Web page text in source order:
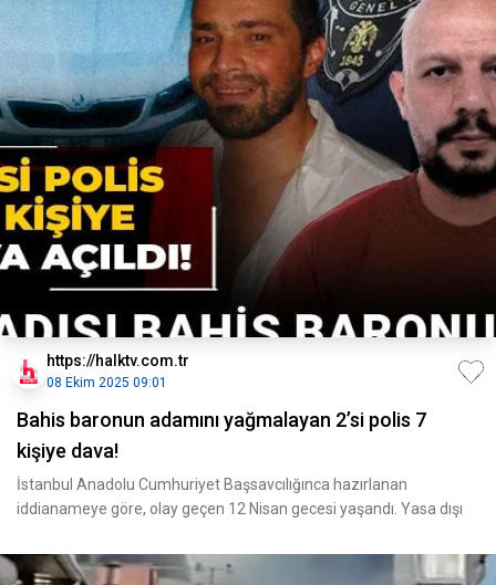
https://halktv.com.tr
08 Ekim 2025 09:01
Bahis baronun adamını yağmalayan 2’si polis 7
kişiye dava!
İstanbul Anadolu Cumhuriyet Başsavcılığınca hazırlanan
iddianameye göre, olay geçen 12 Nisan gecesi yaşandı. Yasa dışı